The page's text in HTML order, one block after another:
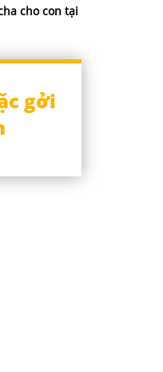
cho con tại
gởi